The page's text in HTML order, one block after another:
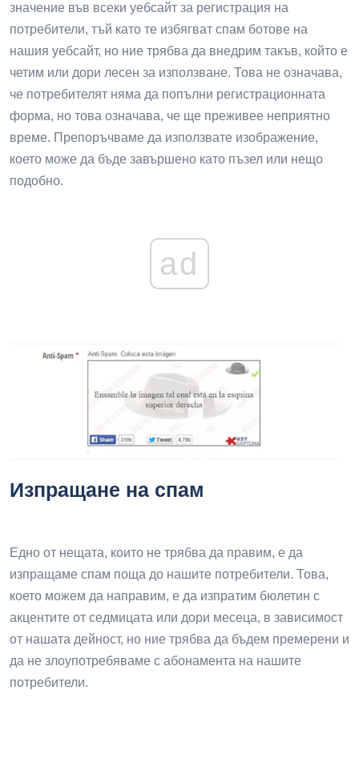
значение във всеки уебсайт за регистрация на
потребители, тъй като те избягват спам ботове на
нашия уебсайт, но ние трябва да внедрим такъв, който е
четим или дори лесен за използване. Това не означава,
че потребителят няма да попълни регистрационната
форма, но това означава, че ще преживее неприятно
време. Препоръчваме да използвате изображение,
което може да бъде завършено като пъзел или нещо
подобно.
ad
Изпращане на спам
Едно от нещата, които не трябва да правим, е да
изпращаме спам поща до нашите потребители. Това,
което можем да направим, е да изпратим бюлетин с
акцентите от седмицата или дори месеца, в зависимост
от нашата дейност, но ние трябва да бъдем премерени и
да не злоупотребяваме с абонамента на нашите
потребители.